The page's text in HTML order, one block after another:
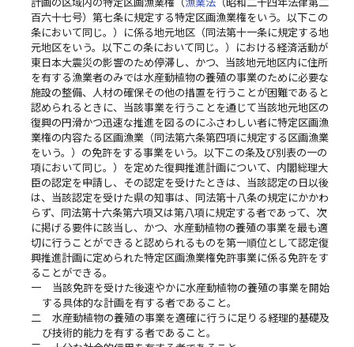
百六十七号）第七条に規定する特定区画漁業権をいう。以下この
条において同じ。）に係る地元地区（同法第十一条に規定する地
元地区をいう。以下この条において同じ。）における経済活動が
東日本大震災の影響のため停滞し、かつ、当該地元地区内に住所
を有する漁業者のみでは水産動植物の養殖の事業のために必要な
施設の整備、人材の確保その他の措置を行うことが困難であると
認められるときに、当該事業を行うことを通じて当該地元地区の
復興の円滑かつ迅速な推進を図るのにふさわしい者に特定区画漁
業権の内容たる区画漁業（同法第六条第四項に規定する区画漁業
をいう。）の免許をする事業をいう。以下この条及び別表の一の
項において同じ。）を定めた復興推進計画について、内閣総理大
臣の認定を申請し、その認定を受けたときは、当該認定の日以後
は、当該認定を受けた県の知事は、同法第十八条の規定にかかわ
らず、同法第十六条第六項又は第八項に規定する者であって、次
に掲げる要件に該当し、かつ、水産動植物の養殖の事業を最も適
切に行うことができると認められるものを第一順位として認定復
興推進計画に定められた特定区画漁業権免許事業に係る免許をす
ることができる。
一
当該免許を受けた後速やかに水産動植物の養殖の事業を開始
する具体的な計画を有する者であること。
二
水産動植物の養殖の事業を適確に行うに足りる経理的基礎及
び技術的能力を有する者であること。